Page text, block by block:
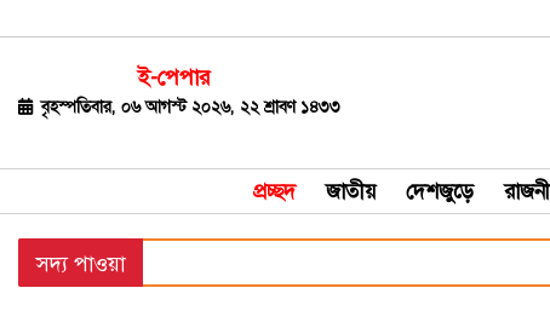
ই-পেপার
বৃহস্পতিবার, ০৬ আগস্ট ২০২৬, ২২ শ্রাবণ ১৪৩৩
প্রচ্ছদ জাতীয় দেশজুড়ে
জাতীয়
রাজনীতি
বিশ্ব
সদ্য পাওয়া